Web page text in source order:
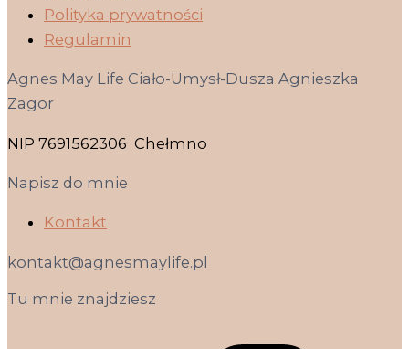
Polityka prywatności
Regulamin
Agnes May Life Ciało-Umysł-Dusza Agnieszka
Zagor
NIP 7691562306 Chełmno
Napisz do mnie
Kontakt
kontakt@agnesmaylife.pl
Tu mnie znajdziesz